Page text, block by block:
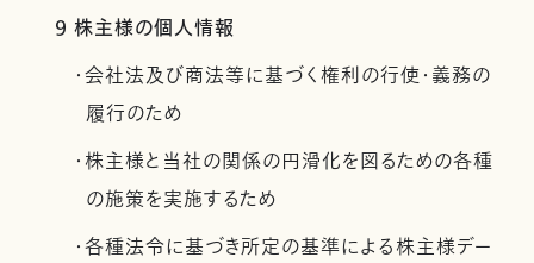
9 株主様の個人情報
・会社法及び商法等に基づく権利の行使・義務の
履行のため
・株主様と当社の関係の円滑化を図るための各種
の施策を実施するため
・各種法令に基づき所定の基準による株主様デー